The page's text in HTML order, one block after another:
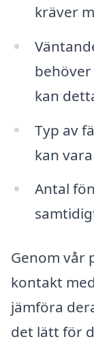
kräver
kan
Typ av
kan
Antal
Genom vår
kontakt
jämföra
det lätt för